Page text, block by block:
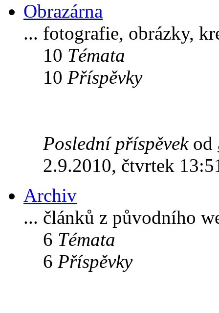
Obrazárna
... fotografie, obrázky,
10 Témata
10 Příspěvky
Poslední příspěvekod
2.9.2010, čtvrtek
Archiv
... článků z původního
6 Témata
6 Příspěvky